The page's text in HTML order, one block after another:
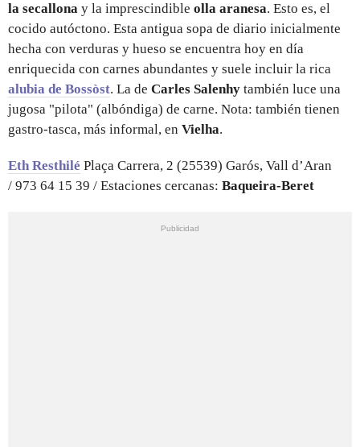
la secallona y la imprescindible olla aranesa. Esto es, el
cocido autóctono. Esta antigua sopa de diario inicialmente
hecha con verduras y hueso se encuentra hoy en día
enriquecida con carnes abundantes y suele incluir la rica
alubia de Bossòst. La de Carles Salenhy también luce una
jugosa "pilota" (albóndiga) de carne. Nota: también tienen
gastro-tasca, más informal, en Vielha.
Eth Resthilé Plaça Carrera, 2 (25539) Garós, Vall d’Aran
/ 973 64 15 39 / Estaciones cercanas: Baqueira-Beret